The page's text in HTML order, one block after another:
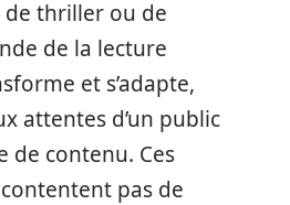
de thriller ou de
de la lecture
et s’adapte,
attentes d’un public
de contenu. Ces
pas de